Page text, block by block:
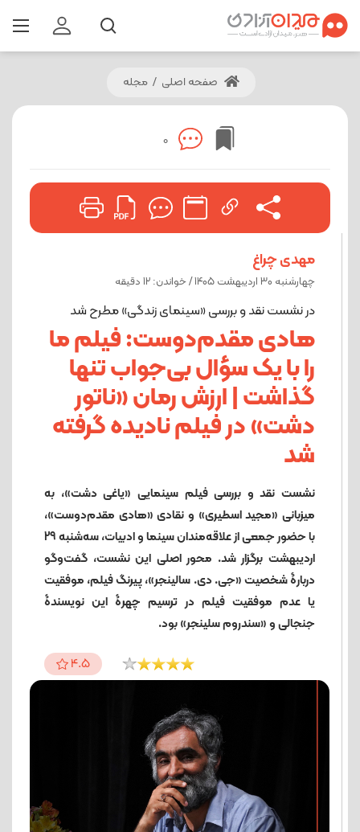
صفحه اصلی / مجله
0
مهدی چراغ
چهارشنبه 30 اردیبهشت 1405 / خواندن: 12 دقیقه
در نشست نقد و بررسی «سینمای زندگی» مطرح شد
هادی مقدم‌دوست: فیلم ما
را با یک سؤال بی‌جواب تنها
گذاشت | ارزش رمان «ناتور
دشت» در فیلم نادیده گرفته
شد
نشست نقد و بررسی فیلم سینمایی «یاغی دشت»، به
میزبانی «مجید اسطیری» و نقادی «هادی مقدم‌دوست»،
با حضور جمعی از علاقه‌مندان سینما و ادبیات، سه‌شنبه 29
اردیبهشت برگزار شد. محور اصلی این نشست، گفت‌وگو
دربارۀ شخصیت «جی. دی. سالینجر»، پیرنگ فیلم، موفقیت
یا عدم موفقیت فیلم در ترسیم چهرۀ این نویسندۀ
جنجالی و «سندروم سلینجر» بود.
4.5